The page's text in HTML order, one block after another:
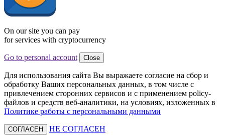
On our site you can pay
for services with cryptocurrency
Go to personal account Close
Для использования сайта Вы выражаете согласие на сбор и
обработку Ваших персональных данных, в том числе с
привлечением сторонних сервисов и с применением policy-
файлов и средств веб-аналитики, на условиях, изложенных в
Политике работы с персональными данными
СОГЛАСЕН НЕ СОГЛАСЕН